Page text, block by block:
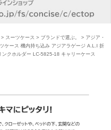
スーツケース > ブランドで選ぶ。 > アジア・
ケース 機内持ち込み アジアラゲージ A.L.I 折
クホルダー LC-5825-18 キャリーケース